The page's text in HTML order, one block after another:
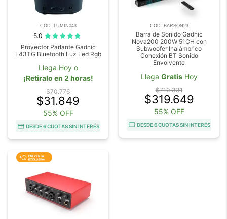
COD. LUMIN043
5.0
Proyector Parlante Gadnic
L43TG Bluetooth Luz Led Rgb
Llega Hoy o
¡Retiralo en 2 horas!
$70.776
$31.849
55% OFF
DESDE 6 CUOTAS SIN INTERÉS
COD. BARSON23
Barra de Sonido Gadnic
Nova200 200W 51CH con
Subwoofer Inalámbrico
Conexión BT Sonido
Envolvente
Llega GratisHoy
$710.331
$319.649
55% OFF
DESDE 6 CUOTAS SIN INTERÉS